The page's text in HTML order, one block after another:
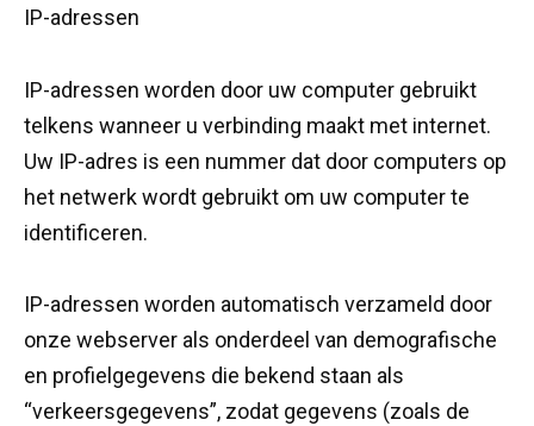
IP-adressen
IP-adressen worden door uw computer gebruikt
telkens wanneer u verbinding maakt met internet.
Uw IP-adres is een nummer dat door computers op
het netwerk wordt gebruikt om uw computer te
identificeren.
IP-adressen worden automatisch verzameld door
onze webserver als onderdeel van demografische
en profielgegevens die bekend staan ​​als
“verkeersgegevens”, zodat gegevens (zoals de